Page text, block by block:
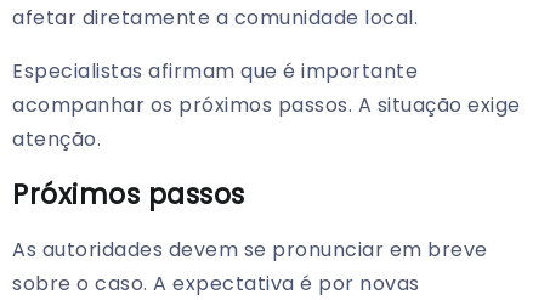
afetar diretamente a comunidade local.
Especialistas afirmam que é importante
acompanhar os próximos passos. A situação exige
atenção.
Próximos passos
As autoridades devem se pronunciar em breve
sobre o caso. A expectativa é por novas